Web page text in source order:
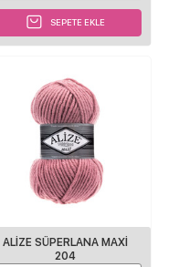
SEPETE EKLE
ALİZE SÜPERLANA MAXİ
204